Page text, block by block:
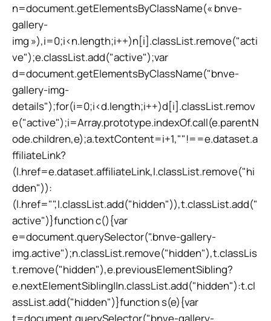
n=document.getElementsByClassName(« bnve-
gallery-
img »),i=0;i<n.length;i++)n[i].classList.remove("acti
ve");e.classList.add("active");var
d=document.getElementsByClassName("bnve-
gallery-img-
details");for(i=0;i<d.length;i++)d[i].classList.remov
e("active");i=Array.prototype.indexOf.call(e.parentN
ode.children,e);a.textContent=i+1,""!==e.dataset.a
ffiliateLink?
(l.href=e.dataset.affiliateLink,l.classList.remove("hi
dden")):
(l.href="",l.classList.add("hidden")),t.classList.add("
active")}function c(){var
e=document.querySelector(".bnve-gallery-
img.active");n.classList.remove("hidden"),t.classLis
t.remove("hidden"),e.previousElementSibling?
e.nextElementSibling||n.classList.add("hidden"):t.cl
assList.add("hidden")}function s(e){var
t=document.querySelector(".bnve-gallery-